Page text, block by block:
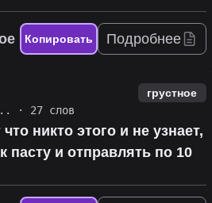
Копировать Подробнее
· 27 слов
грустное
никто этого и не узнает,
пасту и отправлять по 10